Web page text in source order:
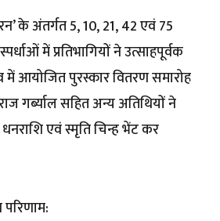
रन’ के अंतर्गत 5, 10, 21, 42 एवं 75
में प्रतिभागियों ने उत्साहपूर्वक
में आयोजित पुरस्कार वितरण समारोह
गर्ब्याल सहित अन्य अतिथियों ने
एवं स्मृति चिन्ह भेंट कर